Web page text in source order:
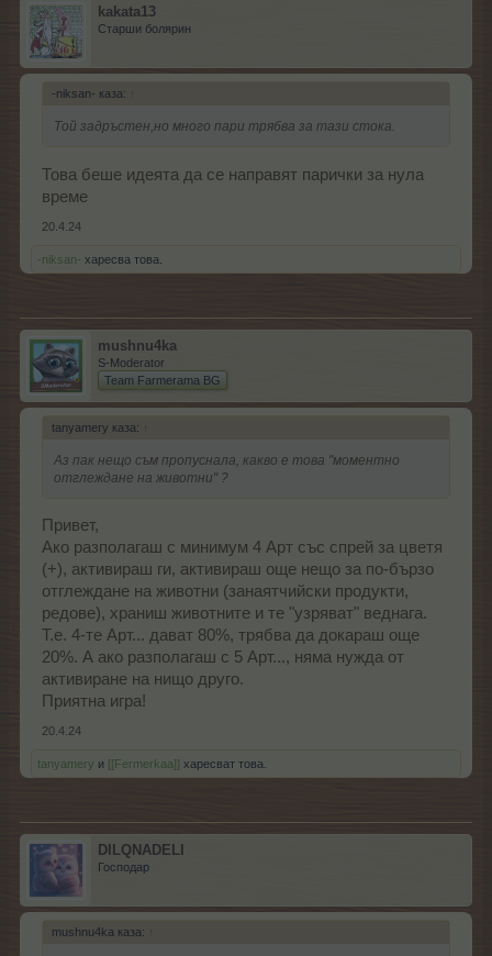
kakata13
Старши болярин
-niksan- каза: ↑
Той задръстен,но много пари трябва за тази стока.
Това беше идеята да се направят парички за нула
време
20.4.24
-niksan- харесва това.
mushnu4ka
S-Moderator
Team Farmerama BG
tanyamery каза: ↑
Аз пак нещо съм пропуснала, какво е това "моментно
отглеждане на животни" ?
Привет,
Ако разполагаш с минимум 4 Арт със спрей за цветя
(+), активираш ги, активираш още нещо за по-бързо
отглеждане на животни (занаятчийски продукти,
редове), храниш животните и те "узряват" веднага.
Т.е. 4-те Арт... дават 80%, трябва да докараш още
20%. А ако разполагаш с 5 Арт..., няма нужда от
активиране на нищо друго.
Приятна игра!
20.4.24
tanyamery и [[Fermerkaa]] харесват това.
DILQNADELI
Господар
mushnu4ka каза: ↑